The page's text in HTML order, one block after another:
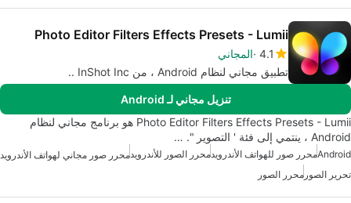
Photo Editor Filters Effects Presets - Lumii
4.1 المجاني
تطبيق مجاني لنظام Android ، من InShot Inc ..
تنزيل مجاني لـ Android
Photo Editor Filters Effects Presets - Lumii هو برنامج مجاني لنظام
Android ، ينتمي إلى فئة ' التصوير ". …
Androidمحرر صور للهواتف الأندرويدمحرر الصور للأندرويدمحرر صور مجاني لهواتف الأندرويد
تحرير الصور محرر الصور